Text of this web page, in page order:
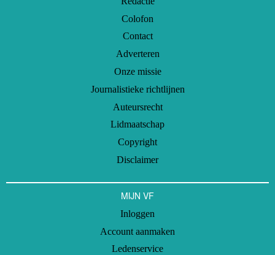
Colofon
Contact
Adverteren
Onze missie
Journalistieke richtlijnen
Auteursrecht
Lidmaatschap
Copyright
Disclaimer
MIJN VF
Inloggen
Account aanmaken
Ledenservice